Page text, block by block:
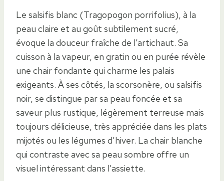
Le salsifis blanc (Tragopogon porrifolius), à la
peau claire et au goût subtilement sucré,
évoque la douceur fraîche de l’artichaut. Sa
cuisson à la vapeur, en gratin ou en purée révèle
une chair fondante qui charme les palais
exigeants. À ses côtés, la scorsonère, ou salsifis
noir, se distingue par sa peau foncée et sa
saveur plus rustique, légèrement terreuse mais
toujours délicieuse, très appréciée dans les plats
mijotés ou les légumes d’hiver. La chair blanche
qui contraste avec sa peau sombre offre un
visuel intéressant dans l’assiette.